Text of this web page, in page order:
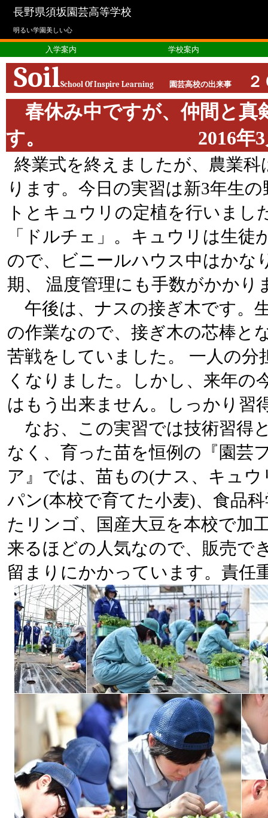
長野県須坂園芸高等学校
明るい学園美しい心
入学案内 学校案内
SoilSchool Of Inspire Learning 園芸高校の出来事
春休み中ですが、仲間と真
す。 2016年3月
終業式を終えましたが、農業
ります。今日の実習は新3年生
トとキュウリの定植を行いまし
「ドルチェ」。キュウリは生
ので、ビニールハウス中はかな
期、 温度管理にも手数がかかり
午後は、ナスの接ぎ木です。
の作業なので、接ぎ木の芯棒と
苦戦をしていました。 一人の分
くなりました。しかし、来年の
はもう出来ません。しっかり習
なお、この実習では技術習得
なく、育った苗を恒例の『園芸
ア』では、苗もの(ナス、キュ
パン(本校で育てた小麦)、食品
たリンゴ、国産大豆を本校で加
来るほどの人気なので、販売で
留まりにかかっています。責任